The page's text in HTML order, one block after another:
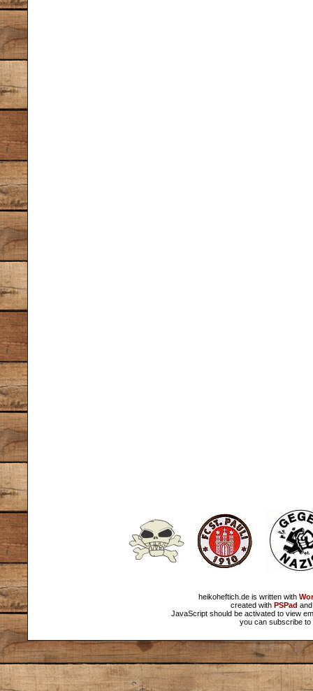
heikoheftich.de is written with
created with PSPad
JavaScript should be activated to view
you can subscribe